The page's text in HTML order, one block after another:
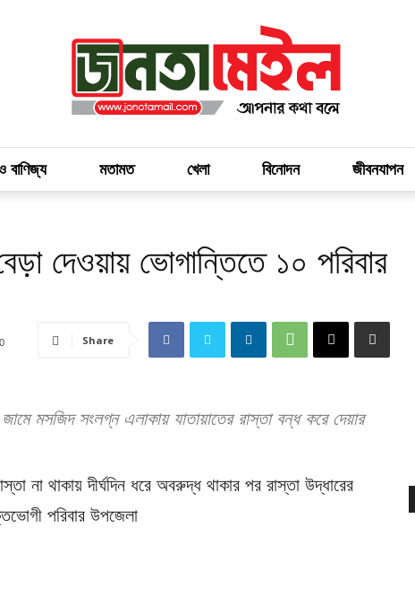
বাণিজ্য মতামত খেলা বিনোদন জীবনযাপন
দেওয়ায় ভোগান্তিতে ১০ পরিবার
0 Share
মসজিদ সংলগ্ন এলাকায় যাতায়াতের রাস্তা বন্ধ করে দেয়ার
থাকায় দীর্ঘদিন ধরে অবরুদ্ধ থাকার পর রাস্তা উদ্ধারের
পরিবার উপজেলা